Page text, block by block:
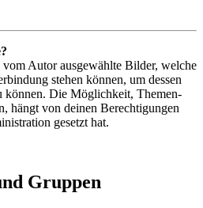
Autor ausgewählte Bilder, welche
stehen können, um dessen
können. Die Möglichkeit, Themen-
hängt von deinen Berechtigungen
gesetzt hat.
Gruppen